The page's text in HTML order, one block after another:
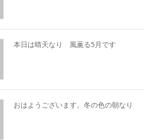
本日は晴天なり 風薫る5月です
おはようございます。冬の色の朝なり